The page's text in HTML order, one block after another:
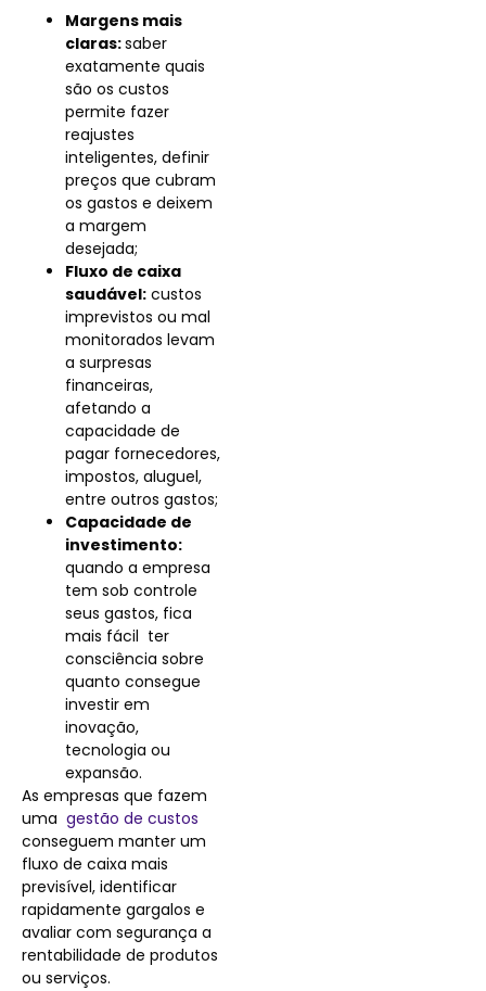
Margens mais
claras:saber
exatamente quais
são os custos
permite fazer
reajustes
inteligentes, definir
preços que cubram
os gastos e deixem
a margem
desejada;
Fluxo de caixa
saudável: custos
imprevistos ou mal
monitorados levam
a surpresas
financeiras,
afetando a
capacidade de
pagar fornecedores,
impostos, aluguel,
entre outros gastos;
Capacidade de
investimento:
quando a empresa
tem sob controle
seus gastos, fica
mais fácil ter
consciência sobre
quanto consegue
investir em
inovação,
tecnologia ou
expansão.
As empresas que fazem
uma gestão de custos
conseguem manter um
fluxo de caixa mais
previsível, identificar
rapidamente gargalos e
avaliar com segurança a
rentabilidade de produtos
ou serviços.